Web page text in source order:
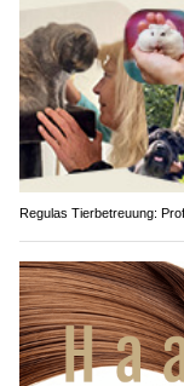
Regulas Tierbetreuung: